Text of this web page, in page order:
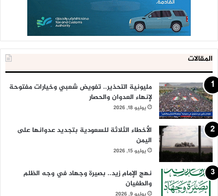
المقالات
مليونية التحذير.. تفويض شعبي وخيارات مفتوحة
لإنهاء العدوان والحصار
يوليو 18, 2026
الأخطاء الثلاثة للسعودية بتجديد عدوانها على
اليمن
يوليو 15, 2026
نهج الإمام زيد.. بصيرة وجهاد في وجه الظلم
والطغيان